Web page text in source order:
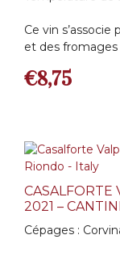
Ce vin
et des fromages
€8,75
CASALFORTE
2021 –
Cépages :